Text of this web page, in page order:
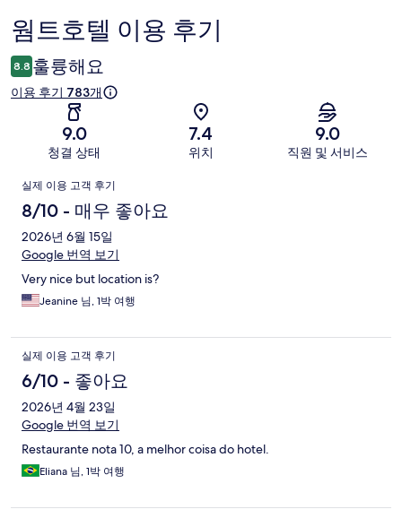
이
용
후
웜트호텔 이용 후기
8.8 훌륭해요
이용 후기 783개
9.0
청결 상태
7.4
위치
9.0
직원 및 서비스
이
용
후
기
실제 이용 고객 후기
8/10 - 매우 좋아요
2026년 6월 15일
Google 번역 보기
Very nice but location is?
Jeanine 님, 1박 여행
실제 이용 고객 후기
6/10 - 좋아요
2026년 4월 23일
Google 번역 보기
Restaurante nota 10, a melhor coisa do hotel.
Eliana 님, 1박 여행